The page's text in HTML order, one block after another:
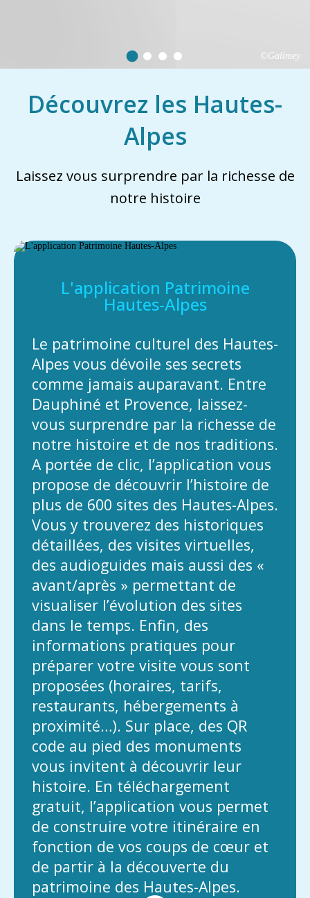
©Galimey
Découvrez les Hautes-
Alpes
Laissez vous surprendre par la richesse de
notre histoire
L'application Patrimoine
Hautes-Alpes
Le patrimoine culturel des Hautes-
Alpes vous dévoile ses secrets
comme jamais auparavant. Entre
Dauphiné et Provence, laissez-
vous surprendre par la richesse de
notre histoire et de nos traditions.
A portée de clic, l’application vous
propose de découvrir l’histoire de
plus de 600 sites des Hautes-Alpes.
Vous y trouverez des historiques
détaillées, des visites virtuelles,
des audioguides mais aussi des «
avant/après » permettant de
visualiser l’évolution des sites
dans le temps. Enfin, des
informations pratiques pour
préparer votre visite vous sont
proposées (horaires, tarifs,
restaurants, hébergements à
proximité…). Sur place, des QR
code au pied des monuments
vous invitent à découvrir leur
histoire. En téléchargement
gratuit, l’application vous permet
de construire votre itinéraire en
fonction de vos coups de cœur et
de partir à la découverte du
patrimoine des Hautes-Alpes.